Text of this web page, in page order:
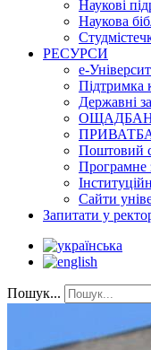
Наукові
Наукова
РЕСУРСИ
е-
Підтримка
Державні
Поштовий
Програмне
Сайти
Запитати у
Пошук...